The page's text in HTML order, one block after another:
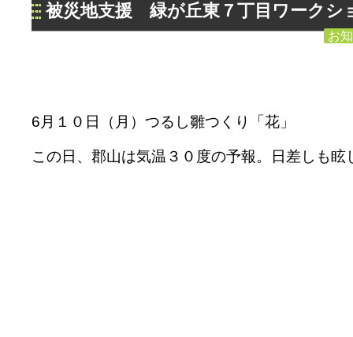
被災地支援 緑が丘東７丁目ワークシ
お
6月１０日（月）つるし雛つくり「花」
この日、郡山は気温３０度の予報。日差しも眩